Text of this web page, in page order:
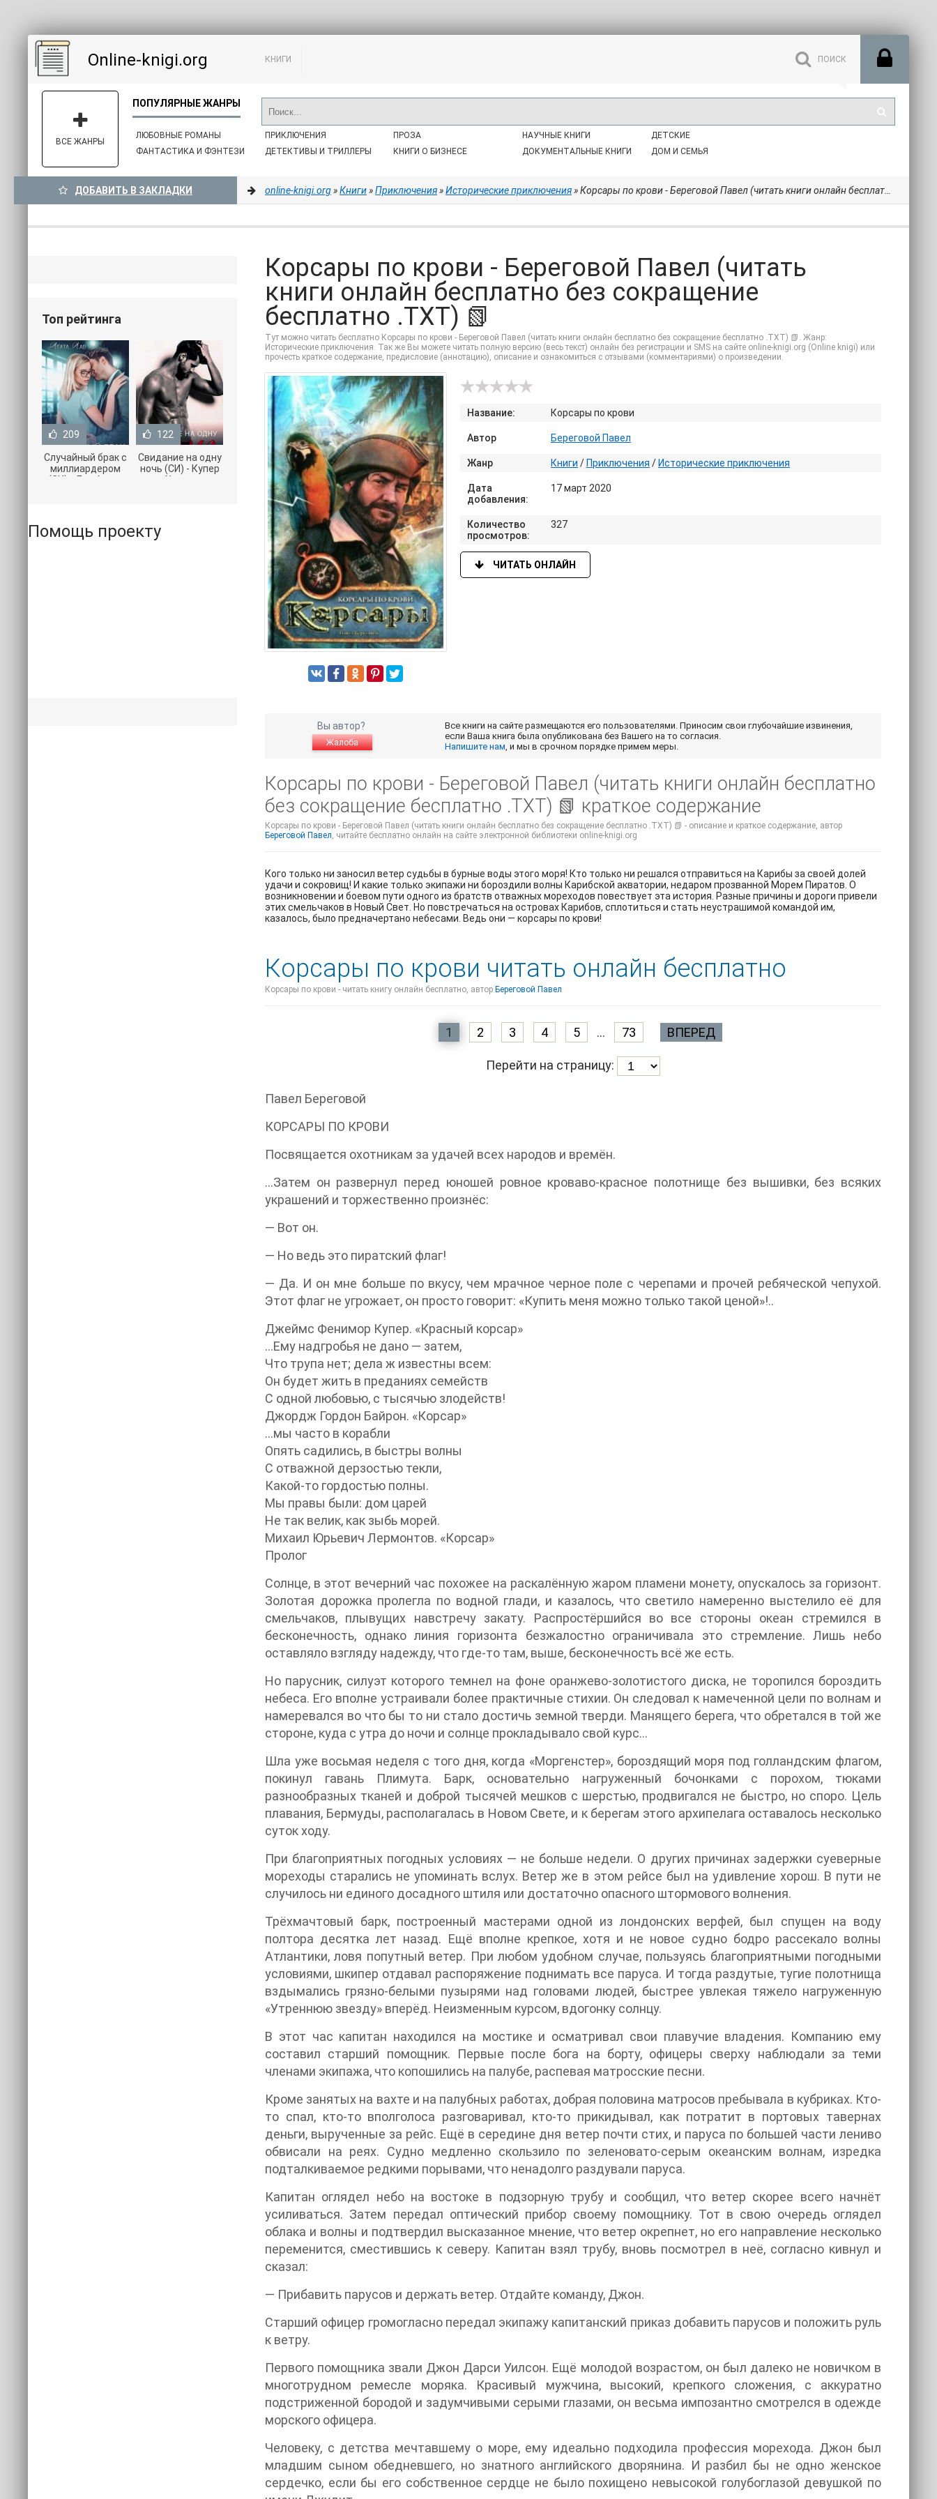
Online-knigi.org КНИГИ
ЛЮБОВНЫЕ РОМАНЫ
ФАНТАСТИКА И ФЭНТЕЗИ
ПРИКЛЮЧЕНИЯ
ДЕТЕКТИВЫ И ТРИЛЛЕРЫ
ПРОЗА
КНИГИ О БИЗНЕСЕ
НАУЧНЫЕ КНИГИ
ДОКУМЕНТАЛЬНЫЕ КНИГИ
ДЕТСКИЕ
ДОМ И СЕМЬЯ
ВСЕ ЖАНРЫ
ДОБАВИТЬ В ЗАКЛАДКИ online-knigi.org»Книги»Приключения»Исторические приключения» Корсары по крови - Береговой Павел (читать книги онлайн бесплатно без сокращение бесплатно .TXT) 📗
Корсары по крови - Береговой Павел (читать
книги онлайн бесплатно без сокращение
бесплатно .TXT) 📗
Тут можно читать бесплатно Корсары по крови - Береговой Павел (читать книги онлайн бесплатно без сокращение бесплатно .TXT) 📗. Жанр:
Исторические приключения. Так же Вы можете читать полную версию (весь текст) онлайн без регистрации и SMS на сайте online-knigi.org (Online knigi) или
прочесть краткое содержание, предисловие (аннотацию), описание и ознакомиться с отзывами (комментариями) о произведении.
Название: Корсары по крови
Автор Береговой Павел
Жанр Книги / Приключения / Исторические приключения
Дата
добавления:
17 март 2020
Количество
просмотров:
327
ЧИТАТЬ ОНЛАЙН
Вы автор?
Жалоба
Все книги на сайте размещаются его пользователями. Приносим свои глубочайшие извинения,
если Ваша книга была опубликована без Вашего на то согласия.
Напишите нам, и мы в срочном порядке примем меры.
Корсары по крови - Береговой Павел (читать книги онлайн бесплатно
без сокращение бесплатно .TXT) 📗 краткое содержание
Корсары по крови - Береговой Павел (читать книги онлайн бесплатно без сокращение бесплатно .TXT) 📗 - описание и краткое содержание, автор
Береговой Павел, читайте бесплатно онлайн на сайте электронной библиотеки online-knigi.org
Кого только ни заносил ветер судьбы в бурные воды этого моря! Кто только ни решался отправиться на Карибы за своей долей
удачи и сокровищ! И какие только экипажи ни бороздили волны Карибской акватории, недаром прозванной Морем Пиратов. О
возникновении и боевом пути одного из братств отважных мореходов повествует эта история. Разные причины и дороги привели
этих смельчаков в Новый Свет. Но повстречаться на островах Карибов, сплотиться и стать неустрашимой командой им,
казалось, было предначертано небесами. Ведь они — корсары по крови!
Корсары по крови читать онлайн бесплатно
Корсары по крови - читать книгу онлайн бесплатно, автор Береговой Павел
1 2 3 4 5 ... 73 ВПЕРЕД
Перейти на страницу:
Павел Береговой
КОРСАРЫ ПО КРОВИ
Посвящается охотникам за удачей всех народов и времён.
…Затем он развернул перед юношей ровное кроваво-красное полотнище без вышивки, без всяких
украшений и торжественно произнёс:
— Вот он.
— Но ведь это пиратский флаг!
— Да. И он мне больше по вкусу, чем мрачное черное поле с черепами и прочей ребяческой чепухой.
Этот флаг не угрожает, он просто говорит: «Купить меня можно только такой ценой»!..
Джеймс Фенимор Купер. «Красный корсар»
…Ему надгробья не дано — затем,
Что трупа нет; дела ж известны всем:
Он будет жить в преданиях семейств
С одной любовью, с тысячью злодейств!
Джордж Гордон Байрон. «Корсар»
…мы часто в корабли
Опять садились, в быстры волны
С отважной дерзостью текли,
Какой-то гордостью полны.
Мы правы были: дом царей
Не так велик, как зыбь морей.
Михаил Юрьевич Лермонтов. «Корсар»
Пролог
Солнце, в этот вечерний час похожее на раскалённую жаром пламени монету, опускалось за горизонт.
Золотая дорожка пролегла по водной глади, и казалось, что светило намеренно выстелило её для
смельчаков, плывущих навстречу закату. Распростёршийся во все стороны океан стремился в
бесконечность, однако линия горизонта безжалостно ограничивала это стремление. Лишь небо
оставляло взгляду надежду, что где-то там, выше, бесконечность всё же есть.
Но парусник, силуэт которого темнел на фоне оранжево-золотистого диска, не торопился бороздить
небеса. Его вполне устраивали более практичные стихии. Он следовал к намеченной цели по волнам и
намеревался во что бы то ни стало достичь земной тверди. Манящего берега, что обретался в той же
стороне, куда с утра до ночи и солнце прокладывало свой курс…
Шла уже восьмая неделя с того дня, когда «Моргенстер», бороздящий моря под голландским флагом,
покинул гавань Плимута. Барк, основательно нагруженный бочонками с порохом, тюками
разнообразных тканей и доброй тысячей мешков с шерстью, продвигался не быстро, но споро. Цель
плавания, Бермуды, располагалась в Новом Свете, и к берегам этого архипелага оставалось несколько
суток ходу.
При благоприятных погодных условиях — не больше недели. О других причинах задержки суеверные
мореходы старались не упоминать вслух. Ветер же в этом рейсе был на удивление хорош. В пути не
случилось ни единого досадного штиля или достаточно опасного штормового волнения.
Трёхмачтовый барк, построенный мастерами одной из лондонских верфей, был спущен на воду
полтора десятка лет назад. Ещё вполне крепкое, хотя и не новое судно бодро рассекало волны
Атлантики, ловя попутный ветер. При любом удобном случае, пользуясь благоприятными погодными
условиями, шкипер отдавал распоряжение поднимать все паруса. И тогда раздутые, тугие полотнища
вздымались грязно-белыми пузырями над головами людей, быстрее увлекая тяжело нагруженную
«Утреннюю звезду» вперёд. Неизменным курсом, вдогонку солнцу.
В этот час капитан находился на мостике и осматривал свои плавучие владения. Компанию ему
составил старший помощник. Первые после бога на борту, офицеры сверху наблюдали за теми
членами экипажа, что копошились на палубе, распевая матросские песни.
Кроме занятых на вахте и на палубных работах, добрая половина матросов пребывала в кубриках. Кто-
то спал, кто-то вполголоса разговаривал, кто-то прикидывал, как потратит в портовых тавернах
деньги, вырученные за рейс. Ещё в середине дня ветер почти стих, и паруса по большей части лениво
обвисали на реях. Судно медленно скользило по зеленовато-серым океанским волнам, изредка
подталкиваемое редкими порывами, что ненадолго раздували паруса.
Капитан оглядел небо на востоке в подзорную трубу и сообщил, что ветер скорее всего начнёт
усиливаться. Затем передал оптический прибор своему помощнику. Тот в свою очередь оглядел
облака и волны и подтвердил высказанное мнение, что ветер окрепнет, но его направление несколько
переменится, сместившись к северу. Капитан взял трубу, вновь посмотрел в неё, согласно кивнул и
сказал:
— Прибавить парусов и держать ветер. Отдайте команду, Джон.
Старший офицер громогласно передал экипажу капитанский приказ добавить парусов и положить руль
к ветру.
Первого помощника звали Джон Дарси Уилсон. Ещё молодой возрастом, он был далеко не новичком в
многотрудном ремесле моряка. Красивый мужчина, высокий, крепкого сложения, с аккуратно
подстриженной бородой и задумчивыми серыми глазами, он весьма импозантно смотрелся в одежде
морского офицера.
Человеку, с детства мечтавшему о море, ему идеально подходила профессия морехода. Джон был
младшим сыном обедневшего, но знатного английского дворянина. И разбил бы не одно женское
сердечко, если бы его собственное сердце не было похищено невысокой голубоглазой девушкой по
Топ рейтинга
209
Случайный брак с
миллиардером
(СИ) - Лав Агата
122
Свидание на одну
ночь (СИ) - Купер
Хелен
Помощь проекту